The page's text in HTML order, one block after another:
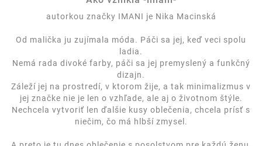
autorkou značky IMANI je Nika Macinská
Od malička ju zujímala móda. Páči sa jej, keď veci spolu
ladia.
Nemá rada divoké farby, páči sa jej premyslený a funkčný
dizajn.
Záleží jej na prostredí, v ktorom žije, a tak minimalizmus v
jej značke nie je len o vzhľade, ale aj o životnom štýle.
Nechcela vytvoriť len ďalšie kusy oblečenia, chcela prísť s
niečim, čo má hlbší zmysel.